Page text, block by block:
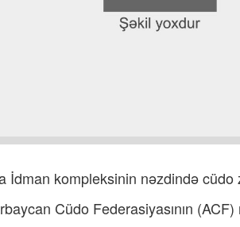
İdman kompleksinin nəzdində cüdo
Cüdo Federasiyasının